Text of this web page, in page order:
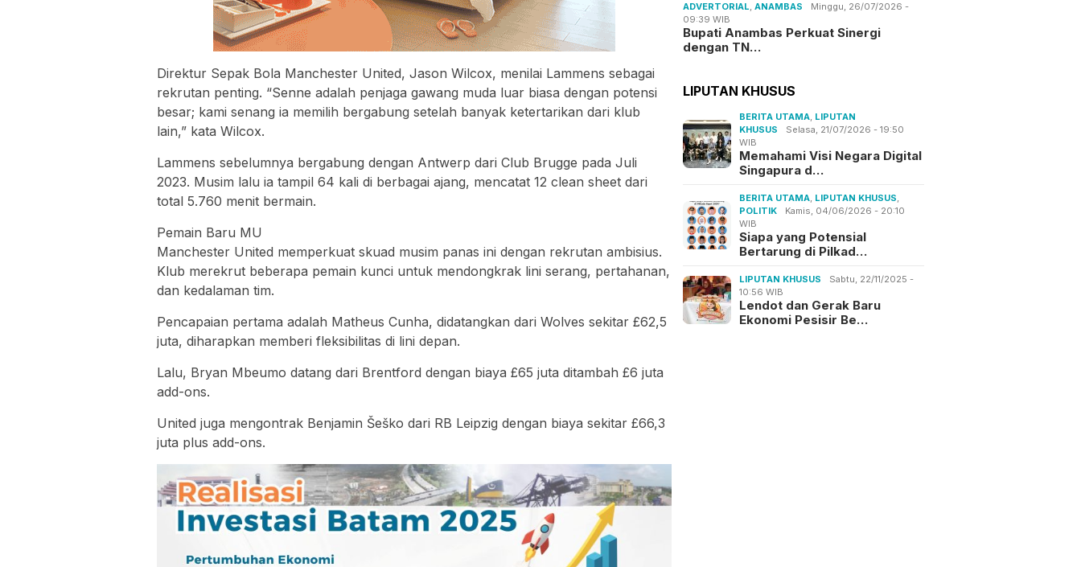
Direktur Sepak Bola Manchester United, Jason Wilcox, menilai Lammens sebagai
rekrutan penting. “Senne adalah penjaga gawang muda luar biasa dengan potensi
besar; kami senang ia memilih bergabung setelah banyak ketertarikan dari klub
lain,” kata Wilcox.
Lammens sebelumnya bergabung dengan Antwerp dari Club Brugge pada Juli
2023. Musim lalu ia tampil 64 kali di berbagai ajang, mencatat 12 clean sheet dari
total 5.760 menit bermain.
Pemain Baru MU
Manchester United memperkuat skuad musim panas ini dengan rekrutan ambisius.
Klub merekrut beberapa pemain kunci untuk mendongkrak lini serang, pertahanan,
dan kedalaman tim.
Pencapaian pertama adalah Matheus Cunha, didatangkan dari Wolves sekitar £62,5
juta, diharapkan memberi fleksibilitas di lini depan.
Lalu, Bryan Mbeumo datang dari Brentford dengan biaya £65 juta ditambah £6 juta
add-ons.
United juga mengontrak Benjamin Šeško dari RB Leipzig dengan biaya sekitar £66,3
juta plus add-ons.
ADVERTORIAL,ANAMBAS
Minggu, 26/07/2026 -
09:39 WIB
Bupati Anambas Perkuat Sinergi
dengan TN…
LIPUTAN KHUSUS
BERITA UTAMA, LIPUTAN
KHUSUS
Selasa, 21/07/2026 - 19:50
WIB
Memahami Visi Negara Digital
Singapura d…
BERITA UTAMA, LIPUTAN KHUSUS,
POLITIK
Kamis, 04/06/2026 - 20:10
WIB
Siapa yang Potensial
Bertarung di Pilkad…
LIPUTAN KHUSUS
Sabtu, 22/11/2025 -
10:56 WIB
Lendot dan Gerak Baru
Ekonomi Pesisir Be…